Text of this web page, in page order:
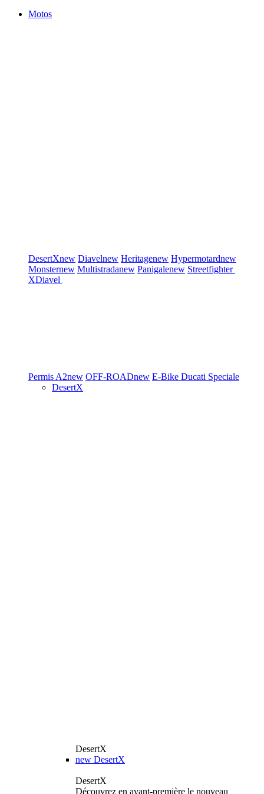
Motos
DesertXnew Diavelnew Heritagenew Hypermotardnew
Monsternew Multistradanew Panigalenew Streetfighter
XDiavel
Permis A2new OFF-ROADnew E-Bike Ducati Speciale
DesertX
DesertX
new DesertX
DesertX
Découvrez en avant-première le nouveau